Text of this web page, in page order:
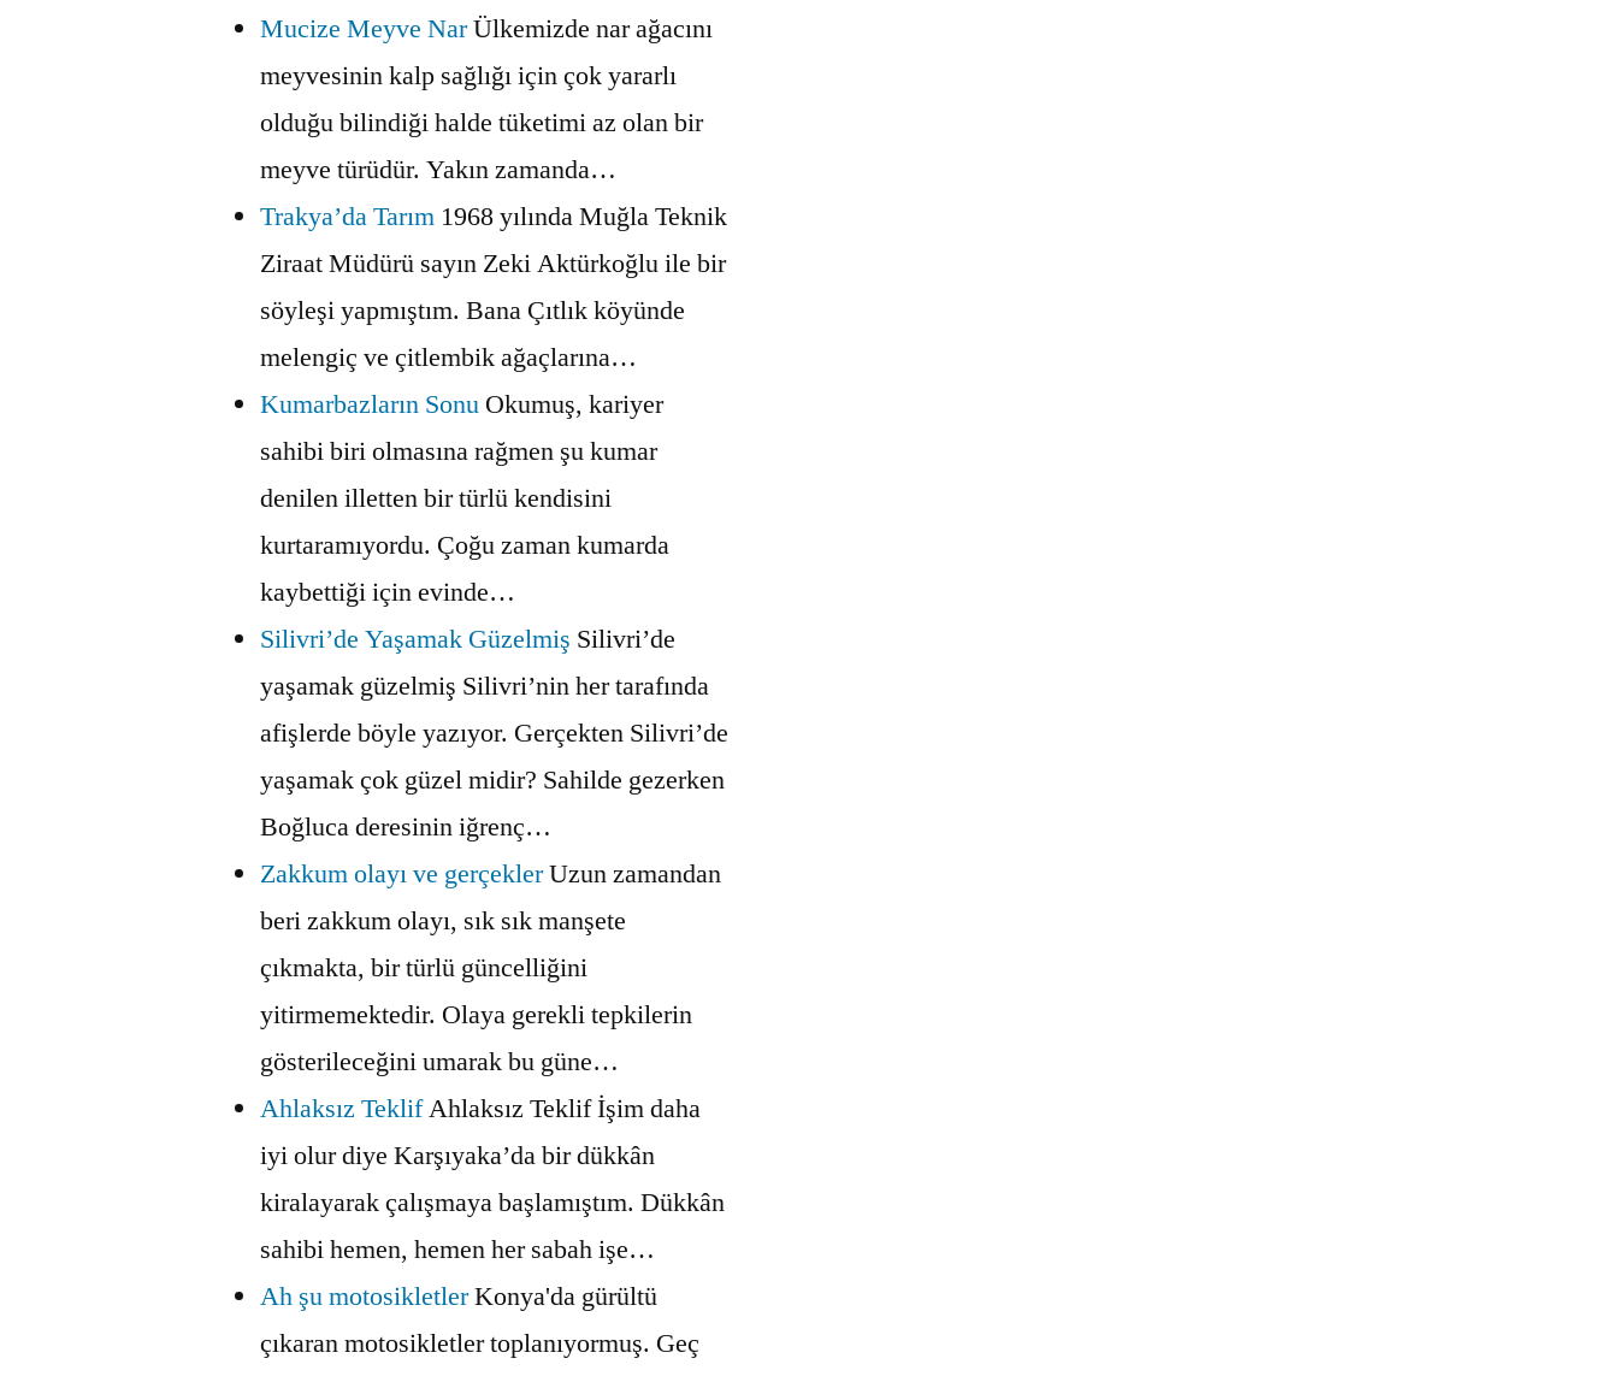
Mucize Meyve NarÜlkemizde nar ağacını
meyvesinin kalp sağlığı için çok yararlı
olduğu bilindiği halde tüketimi az olan bir
meyve türüdür. Yakın zamanda…
Trakya’da Tarım 1968 yılında Muğla Teknik
Ziraat Müdürü sayın Zeki Aktürkoğlu ile bir
söyleşi yapmıştım. Bana Çıtlık köyünde
melengiç ve çitlembik ağaçlarına…
Kumarbazların Sonu Okumuş, kariyer
sahibi biri olmasına rağmen şu kumar
denilen illetten bir türlü kendisini
kurtaramıyordu. Çoğu zaman kumarda
kaybettiği için evinde…
Silivri’de Yaşamak Güzelmiş Silivri’de
yaşamak güzelmiş Silivri’nin her tarafında
afişlerde böyle yazıyor. Gerçekten Silivri’de
yaşamak çok güzel midir? Sahilde gezerken
Boğluca deresinin iğrenç…
Zakkum olayı ve gerçeklerUzun zamandan
beri zakkum olayı, sık sık manşete
çıkmakta, bir türlü güncelliğini
yitirmemektedir. Olaya gerekli tepkilerin
gösterileceğini umarak bu güne…
Ahlaksız TeklifAhlaksız Teklif İşim daha
iyi olur diye Karşıyaka’da bir dükkân
kiralayarak çalışmaya başlamıştım. Dükkân
sahibi hemen, hemen her sabah işe…
Ah şu motosikletlerKonya'da gürültü
çıkaran motosikletler toplanıyormuş. Geç